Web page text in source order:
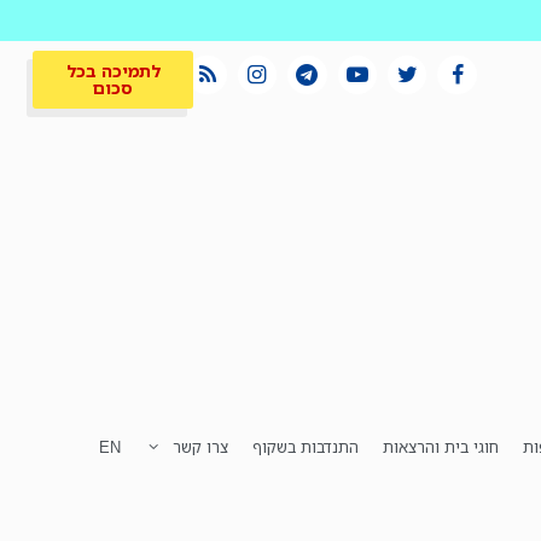
לתמיכה בכל
סכום
חוגי בית והרצאות התנדבות בשקוף צרו קשר EN